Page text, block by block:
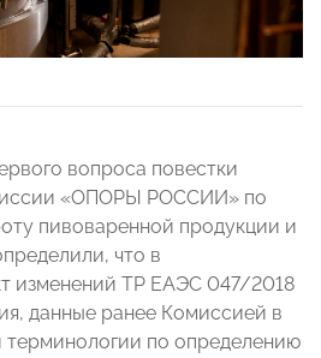
вопроса повестки
«ОПОРЫ РОССИИ» по
пивоваренной продукции и
что в
изменений ТР ЕАЭС 047/2018
данные ранее Комиссией в
по определению